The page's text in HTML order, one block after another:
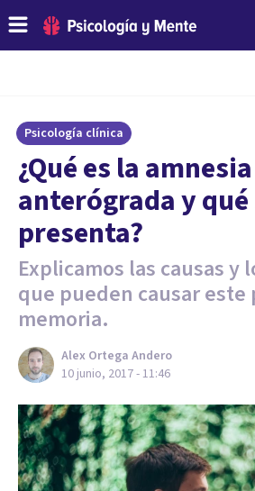
Psicología clínica
¿Qué es la amnesia
anterógrada y
presenta?
Explicamos las causas y
que pueden causar
memoria.
Alex Ortega Andero
10 junio, 2017 - 11:46